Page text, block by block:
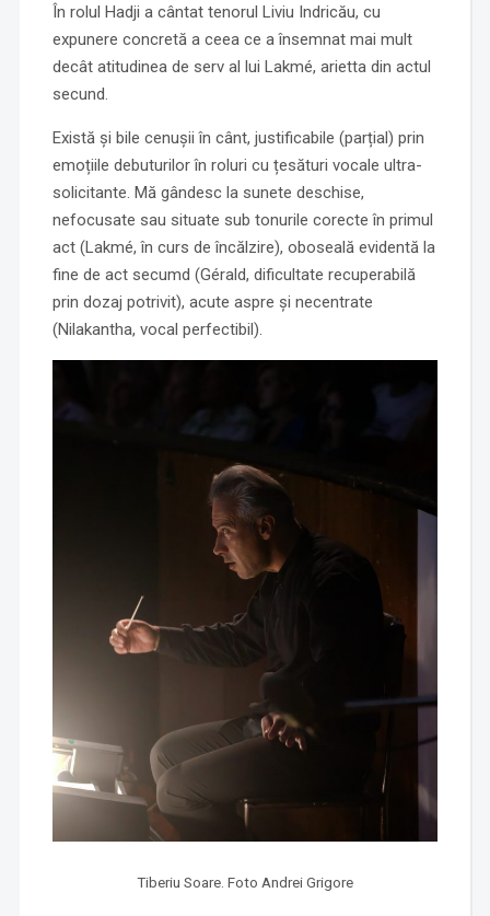
În rolul Hadji a cântat tenorul Liviu Indricău, cu
expunere concretă a ceea ce a însemnat mai mult
decât atitudinea de serv al lui Lakmé, arietta din actul
secund.
Există și bile cenușii în cânt, justificabile (parțial) prin
emoțiile debuturilor în roluri cu țesături vocale ultra-
solicitante. Mă gândesc la sunete deschise,
nefocusate sau situate sub tonurile corecte în primul
act (Lakmé, în curs de încălzire), oboseală evidentă la
fine de act secumd (Gérald, dificultate recuperabilă
prin dozaj potrivit), acute aspre și necentrate
(Nilakantha, vocal perfectibil).
Tiberiu Soare. Foto Andrei Grigore